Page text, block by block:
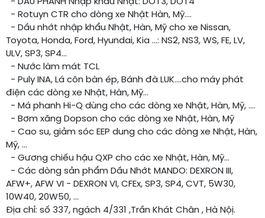
- Rotuyn CTR cho dòng xe Nhật Hàn, Mỹ....
- Dầu nhớt nhập khẩu Nhật, Hàn, Mỹ cho xe Nissan,
Toyota, Honda, Ford, Hyundai, Kia ...: NS2, NS3, WS, FE, LV,
ULV, SP3, SP4...
- Nước làm mát TCL
- Puly INA, Lá côn bàn ép, Bánh đà LUK....cho máy phát
điện các dòng xe Nhật, Hàn, Mỹ...
- Má phanh Hi-Q dùng cho các dòng xe Nhật, Hàn, Mỹ, ….
- Bơm xăng Dopson cho các dòng xe Nhật, Hàn, Mỹ
- Cao su, giảm sóc EEP dung cho các dòng xe Nhật, Hàn,
Mỹ, …
- Gương chiếu hậu QXP cho các xe Nhật, Hàn, Mỹ...
- Các dòng sản phẩm Dầu Nhớt MANDO: DEXRON III,
AFW+, AFW VI - DEXRON VI, CFEx, SP3, SP4, CVT, 5W30,
10W40, 20W50, ...
Địa chỉ: số 337, ngách 4/331 ,Trần Khát Chân , Hà Nộị.